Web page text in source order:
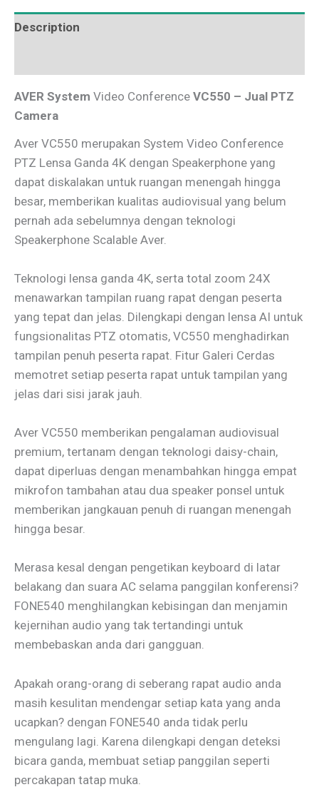
Description
AVER System Video Conference VC550 – Jual PTZ
Camera
Aver VC550 merupakan System Video Conference
PTZ Lensa Ganda 4K dengan Speakerphone yang
dapat diskalakan untuk ruangan menengah hingga
besar, memberikan kualitas audiovisual yang belum
pernah ada sebelumnya dengan teknologi
Speakerphone Scalable Aver.
Teknologi lensa ganda 4K, serta total zoom 24X
menawarkan tampilan ruang rapat dengan peserta
yang tepat dan jelas. Dilengkapi dengan lensa AI untuk
fungsionalitas PTZ otomatis, VC550 menghadirkan
tampilan penuh peserta rapat. Fitur Galeri Cerdas
memotret setiap peserta rapat untuk tampilan yang
jelas dari sisi jarak jauh.
Aver VC550 memberikan pengalaman audiovisual
premium, tertanam dengan teknologi daisy-chain,
dapat diperluas dengan menambahkan hingga empat
mikrofon tambahan atau dua speaker ponsel untuk
memberikan jangkauan penuh di ruangan menengah
hingga besar.
Merasa kesal dengan pengetikan keyboard di latar
belakang dan suara AC selama panggilan konferensi?
FONE540 menghilangkan kebisingan dan menjamin
kejernihan audio yang tak tertandingi untuk
membebaskan anda dari gangguan.
Apakah orang-orang di seberang rapat audio anda
masih kesulitan mendengar setiap kata yang anda
ucapkan? dengan FONE540 anda tidak perlu
mengulang lagi. Karena dilengkapi dengan deteksi
bicara ganda, membuat setiap panggilan seperti
percakapan tatap muka.